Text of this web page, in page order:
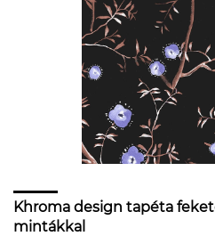
Khroma design tapéta
mintákkal